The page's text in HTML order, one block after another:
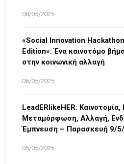
08/05/2025
«Social Innovation
Edition»: Ένα καινοτόμο
στην κοινωνική αλλαγή
06/05/2025
LeadERlikeHER: Καινοτομία,
Μεταμόρφωση, Αλλαγή,
Έμπνευση – Παρασκευή 9/
05/05/2025